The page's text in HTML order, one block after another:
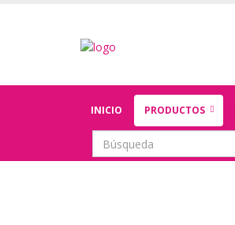
INICIO PRODUCTOS